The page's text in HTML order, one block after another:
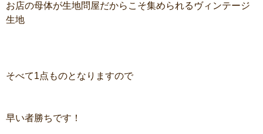
お店の母体が生地問屋だからこそ集められるヴィンテージ
生地
そべて1点ものとなりますので
早い者勝ちです！